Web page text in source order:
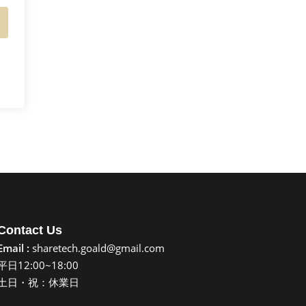
Us
: sharetech.goald@gmail.com
日12:00~18:00
日・祝：休業日